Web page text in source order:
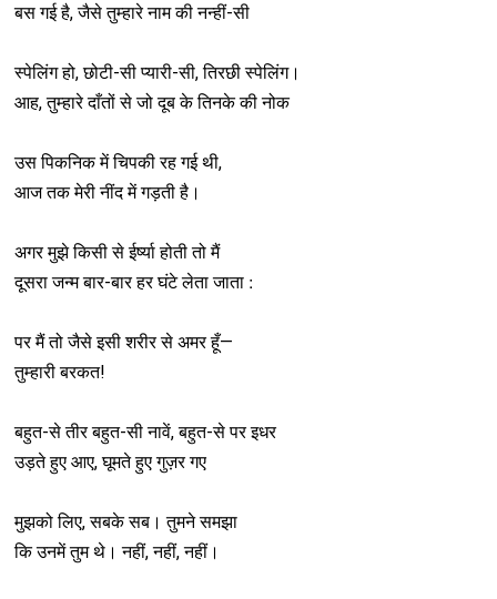
बस गई है, जैसे तुम्हारे नाम की नन्हीं-सी
स्पेलिंग हो, छोटी-सी प्यारी-सी, तिरछी स्पेलिंग।
आह, तुम्हारे दाँतों से जो दूब के तिनके की नोक
उस पिकनिक में चिपकी रह गई थी,
आज तक मेरी नींद में गड़ती है।
अगर मुझे किसी से ईर्ष्या होती तो मैं
पर मैं तो जैसे इसी शरीर से अमर हूँ—
तुम्हारी बरकत!
बहुत-से तीर बहुत-सी नावें, बहुत-से पर इधर
उड़ते हुए आए, घूमते हुए गुज़र गए
मुझको लिए, सबके सब। तुमने समझा
कि उनमें तुम थे। नहीं, नहीं, नहीं।